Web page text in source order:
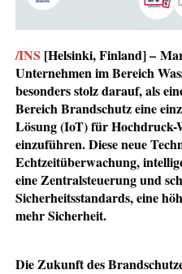
/INS [Helsinki, Finland] –
Unternehmen im Bereich
besonders stolz darauf, als
Bereich Brandschutz eine
Lösung (IoT) für Hochdruck-
einzuführen. Diese neue
Echtzeitüberwachung,
eine Zentralsteuerung und
Sicherheitsstandards, eine
mehr Sicherheit.
Die Zukunft des